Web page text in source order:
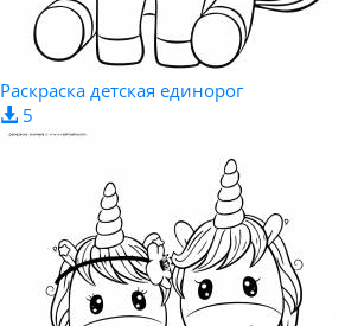
Раскраска детская единорог
5